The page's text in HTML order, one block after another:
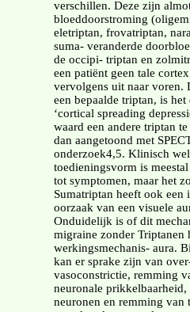
verschillen. Deze zijn
bloeddoorstroming
eletriptan, frovatriptan,
suma- veranderde
de occipi- triptan en
een patiënt geen tale
vervolgens uit naar voren.
een bepaalde triptan, is
‘cortical spreading
waard een andere triptan
dan aangetoond met
onderzoek4,5. Klinisch
toedieningsvorm is
tot symptomen, maar het
Sumatriptan heeft ook een
oorzaak van een visuele
Onduidelijk is of dit
migraine zonder Triptanen
werkingsmechanis- aura.
kan er sprake zijn van
vasoconstrictie, remming
neuronale
neuronen en remming van